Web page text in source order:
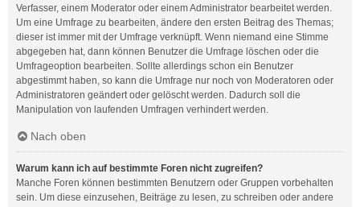
Verfasser, einem Moderator oder einem Administrator bearbeitet werden.
Um eine Umfrage zu bearbeiten, ändere den ersten Beitrag des Themas;
dieser ist immer mit der Umfrage verknüpft. Wenn niemand eine Stimme
abgegeben hat, dann können Benutzer die Umfrage löschen oder die
Umfrageoption bearbeiten. Sollte allerdings schon ein Benutzer
abgestimmt haben, so kann die Umfrage nur noch von Moderatoren oder
Administratoren geändert oder gelöscht werden. Dadurch soll die
Manipulation von laufenden Umfragen verhindert werden.
Nach oben
Warum kann ich auf bestimmte Foren nicht zugreifen?
Manche Foren können bestimmten Benutzern oder Gruppen vorbehalten
sein. Um diese einzusehen, Beiträge zu lesen, zu schreiben oder andere